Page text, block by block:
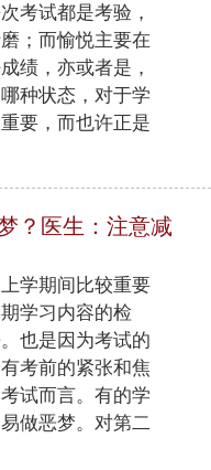
考试都是考验，
；而愉悦主要在
绩，亦或者是，
种状态，对于学
要，而也许正是
？医生：注意减
学期间比较重要
学习内容的检
也是因为考试的
考前的紧张和焦
试而言。有的学
做恶梦。对第二